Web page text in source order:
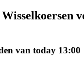
van today 13:00